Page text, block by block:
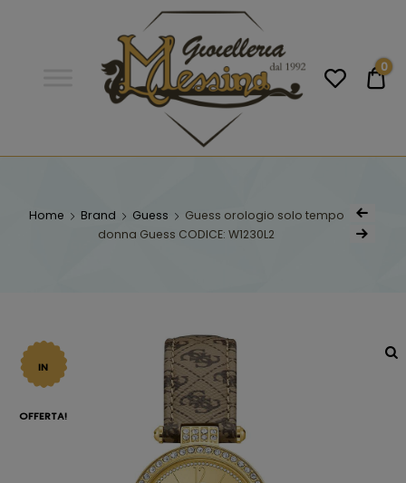
MESSINA
marchi.
0
Home Brand Guess
Guess orologio solo tempo
donna Guess CODICE: W1230L2
IN
OFFERTA!